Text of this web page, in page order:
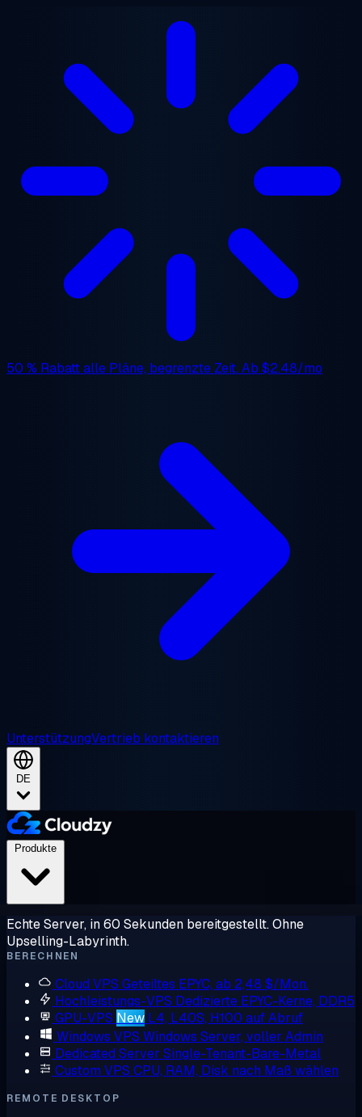
50 % Rabattalle Pläne, begrenzte Zeit. Ab $2.48/mo
UnterstützungVertrieb kontaktieren
DE
Echte Server, in 60 Sekunden bereitgestellt. Ohne
Upselling-Labyrinth.
BERECHNEN
Cloud VPS Geteiltes EPYC, ab 2,48 $/Mon.
Hochleistungs-VPS Dedizierte EPYC-Kerne, DDR5
GPU-VPS New L4, L40S, H100 auf Abruf
Windows VPS Windows Server, voller Admin
Dedicated Server Single-Tenant-Bare-Metal
Custom VPS CPU, RAM, Disk nach Maß wählen
REMOTE DESKTOP